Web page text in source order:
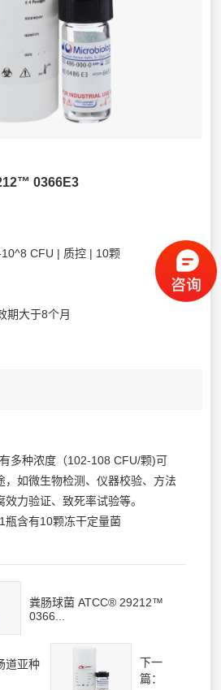
0366E3
CFU | 质控 | 10颗
期大于8个月
多种浓度（102-108 CFU/颗)可
，如微生物检测、仪器校验、方法
力验证、致死率试验等。
含有10颗冻干定量菌
粪肠球菌 ATCC® 29212™
0366...
道亚种
下一
篇：